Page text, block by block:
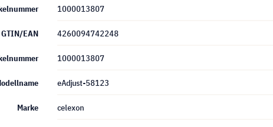
1000013807
GTIN/EAN 4260094742248
1000013807
eAdjust-58123
Marke celexon